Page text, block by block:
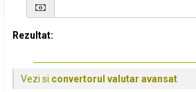
Rezultat:
Vezi si convertorul valutar avansat